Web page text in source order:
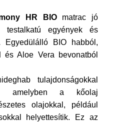
HR BIOmatrac jó
testalkatú egyények és
Egyedülálló BIO habból,
Aloe Vera bevonatból
tulajdonságokkal
amelyben a kőolaj
olajokkal, például
helyettesítik. Ez az